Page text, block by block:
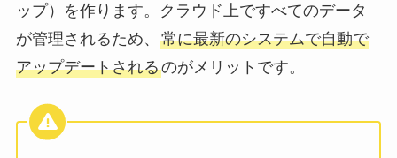
ップ）を作ります。クラウド上ですべてのデータ
が管理されるため、 常に最新のシステムで自動で
アップデートされるのがメリットです。